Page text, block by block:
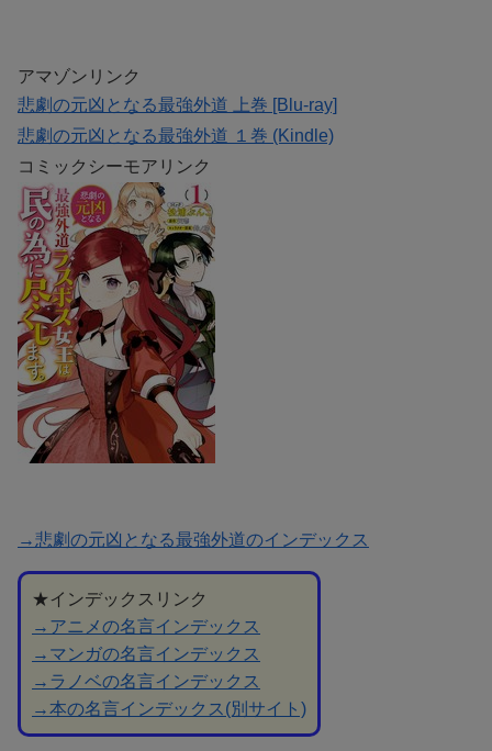
アマゾンリンク
悲劇の元凶となる最強外道 上巻 [Blu-ray]
悲劇の元凶となる最強外道 １巻 (Kindle)
コミックシーモアリンク
→悲劇の元凶となる最強外道のインデックス
★インデックスリンク
→アニメの名言インデックス
→マンガの名言インデックス
→ラノベの名言インデックス
→本の名言インデックス(別サイト)